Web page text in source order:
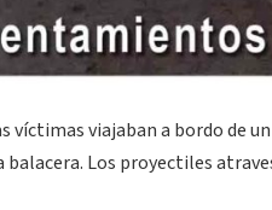
víctimas viajaban a bordo de
Los proyectiles